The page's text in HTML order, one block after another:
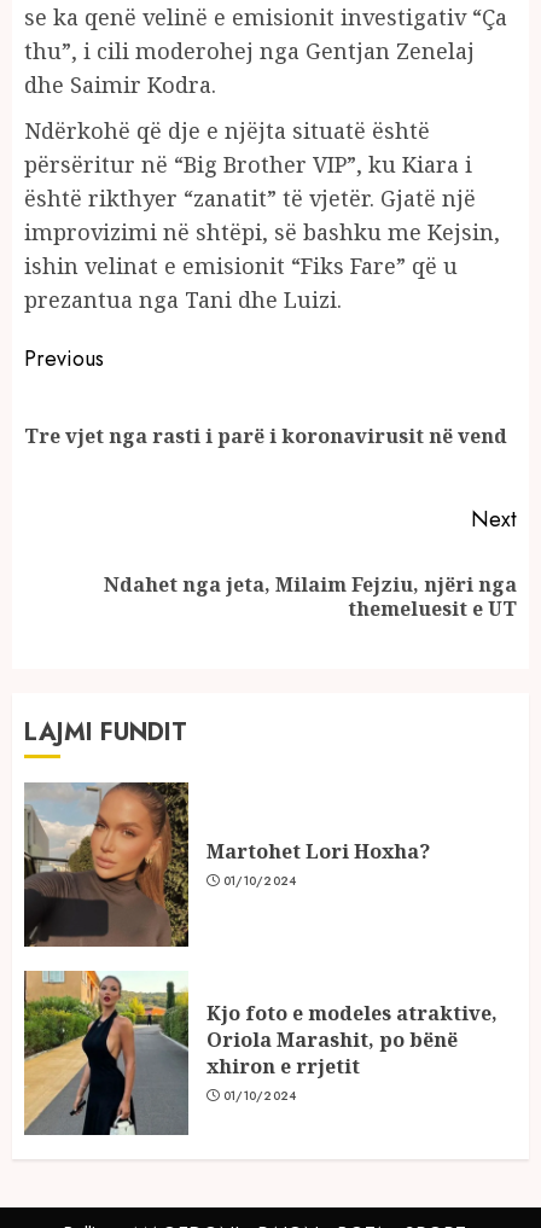
se ka qenë velinë e emisionit investigativ “Ça
thu”, i cili moderohej nga Gentjan Zenelaj
dhe Saimir Kodra.
Ndërkohë që dje e njëjta situatë është
përsëritur në “Big Brother VIP”, ku Kiara i
është rikthyer “zanatit” të vjetër. Gjatë një
improvizimi në shtëpi, së bashku me Kejsin,
ishin velinat e emisionit “Fiks Fare” që u
prezantua nga Tani dhe Luizi.
Continue
Previous
Tre vjet nga rasti i parë i koronavirusit në vend
Next
Ndahet nga jeta, Milaim Fejziu, njëri nga
themeluesit e UT
LAJMI FUNDIT
Martohet Lori Hoxha?
01/10/2024
Kjo foto e modeles atraktive,
Oriola Marashit, po bënë
xhiron e rrjetit
01/10/2024